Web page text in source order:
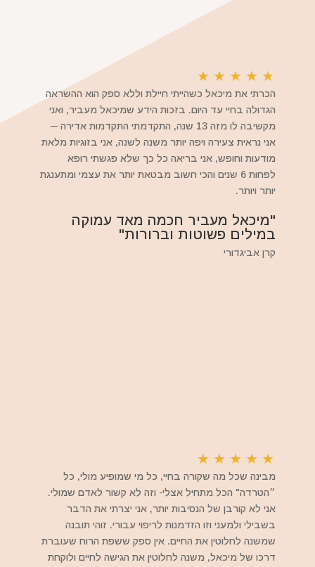
★
★
★
★
★
הכרתי את מיכאל כשהייתי חיילת וללא ספק הוא ההשראה
הגדולה בחיי עד היום. בזכות הידע שמיכאל מעביר, ואני
מקשיבה לו מזה 13 שנה, התקדמתי התקדמות אדירה ─
אני נראית צעירה ויפה יותר משנה לשנה, אני בזוגיות מלאת
מודעות וחופש, אני בריאה כל כך שלא פגשתי רופא
לפחות 6 שנים והכי חשוב מבטאת יותר את עצמי ומתענגת
יותר ויותר.
"מיכאל מעביר חכמה מאד עמוקה
במילים פשוטות וברורות"
קרן אביגדורי
★
★
★
★
★
מבינה שכל מה שקורה בחיי, כל מי שמופיע מולי, כל
״הטרדה" הכל מתחיל אצלי- וזה לא קשור לאדם שמולי.
אני לא קורבן של הנסיבות יותר, אני יצרתי את הדבר
בשבילי ולמעני וזו הזדמנות לריפוי עבורי. זוהי תובנה
שמשנה לחלוטין את החיים. אין ספק ששפת הרוח שעוברת
דרכו של מיכאל, משנה לחלוטין את הגישה לחיים ולוקחת